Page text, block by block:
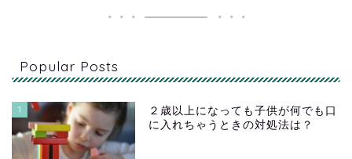
Popular Posts
1
２歳以上になっても子供が何でも口
に入れちゃうときの対処法は？